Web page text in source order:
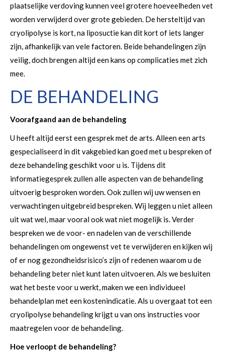
plaatselijke verdoving kunnen veel grotere hoeveelheden vet
worden verwijderd over grote gebieden. De hersteltijd van
cryolipolyse is kort, na liposuctie kan dit kort of iets langer
zijn, afhankelijk van vele factoren. Beide behandelingen zijn
veilig, doch brengen altijd een kans op complicaties met zich
mee.
DE BEHANDELING
Voorafgaand aan de behandeling
U heeft altijd eerst een gesprek met de arts. Alleen een arts
gespecialiseerd in dit vakgebied kan goed met u bespreken of
deze behandeling geschikt voor u is. Tijdens dit
informatiegesprek zullen alle aspecten van de behandeling
uitvoerig besproken worden. Ook zullen wij uw wensen en
verwachtingen uitgebreid bespreken. Wij leggen u niet alleen
uit wat wel, maar vooral ook wat niet mogelijk is. Verder
bespreken we de voor- en nadelen van de verschillende
behandelingen om ongewenst vet te verwijderen en kijken wij
of er nog gezondheidsrisico’s zijn of redenen waarom u de
behandeling beter niet kunt laten uitvoeren. Als we besluiten
wat het beste voor u werkt, maken we een individueel
behandelplan met een kostenindicatie. Als u overgaat tot een
cryolipolyse behandeling krijgt u van ons instructies voor
maatregelen voor de behandeling.
Hoe verloopt de behandeling?